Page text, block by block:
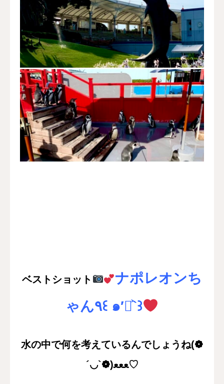
ベストショット
ナポレオンち
ゃん٩꒰ ๑′◡͐`꒱
水の中で何を考えているんでしょうね(❁
´◡`❁)ﻌﻌﻌ♡